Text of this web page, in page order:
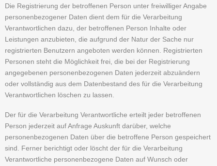
Die Registrierung der betroffenen Person unter freiwilliger Angabe
personenbezogener Daten dient dem für die Verarbeitung
Verantwortlichen dazu, der betroffenen Person Inhalte oder
Leistungen anzubieten, die aufgrund der Natur der Sache nur
registrierten Benutzern angeboten werden können. Registrierten
Personen steht die Möglichkeit frei, die bei der Registrierung
angegebenen personenbezogenen Daten jederzeit abzuändern
oder vollständig aus dem Datenbestand des für die Verarbeitung
Verantwortlichen löschen zu lassen.
Der für die Verarbeitung Verantwortliche erteilt jeder betroffenen
Person jederzeit auf Anfrage Auskunft darüber, welche
personenbezogenen Daten über die betroffene Person gespeichert
sind. Ferner berichtigt oder löscht der für die Verarbeitung
Verantwortliche personenbezogene Daten auf Wunsch oder